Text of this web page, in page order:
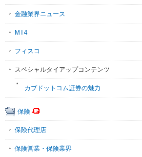
金融業界ニュース
MT4
フィスコ
スペシャルタイアップコンテンツ
カブドットコム証券の魅力
保険
保険代理店
保険営業・保険業界